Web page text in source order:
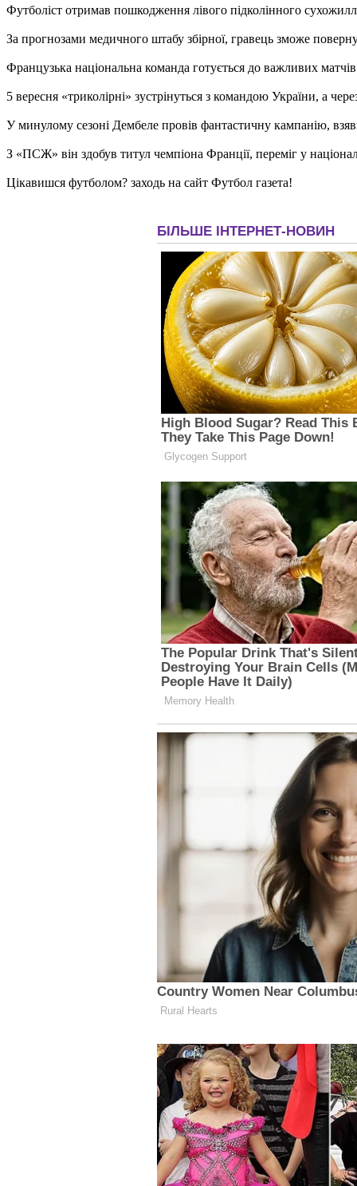
Футболіст отримав пошкодження лівого підколінного
За прогнозами медичного штабу збірної, гравець зможе
Французька національна команда готується до важливих
5 вересня «триколірні» зустрінуться з командою України, а
У минулому сезоні Дембеле провів фантастичну кампанію,
З «ПСЖ» він здобув титул чемпіона Франції, переміг у
Цікавишся футболом? заходь на сайт Футбол газета!